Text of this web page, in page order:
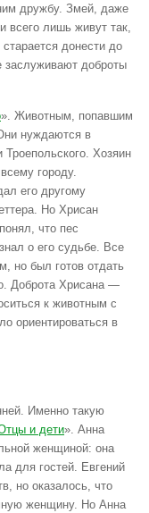
дружбу. Змей, даже
всего лишь живут так,
донести до
доброты
». Животным, попавшим
нуждаются в
Троепольского. Хозяин
городу.
его другому
Но Хрисан
что пес
о его судьбе. Все
но был готов отдать
Доброта Хрисана —
к животным с
ориентироваться в
Именно такую
и дети». Анна
женщиной: она
для гостей. Евгений
но оказалось, что
женщину. Но Анна